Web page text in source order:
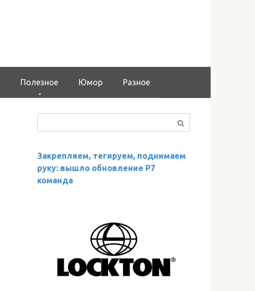
Полезное Юмор Разное
Закрепляем, тегируем, поднимаем
руку: вышло обновление Р7
команда